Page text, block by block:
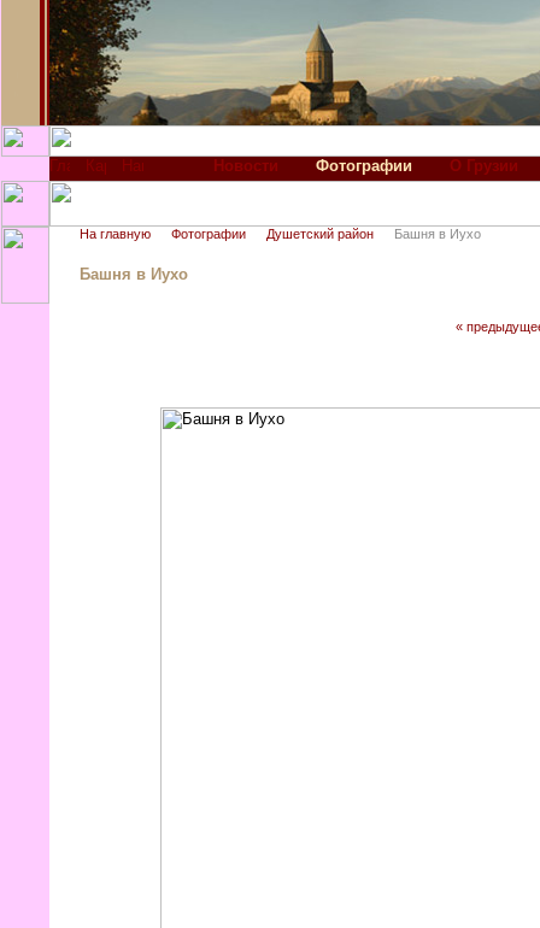
Новости Фотографии О Грузии
На главную Фотографии Душетский район Башня в Иухо
Башня в Иухо
«